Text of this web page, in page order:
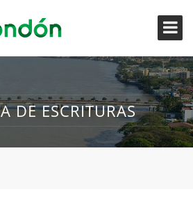
DE ESCRITURAS